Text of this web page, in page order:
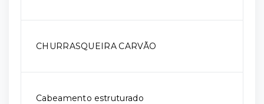
CHURRASQUEIRA CARVÃO
Cabeamento estruturado